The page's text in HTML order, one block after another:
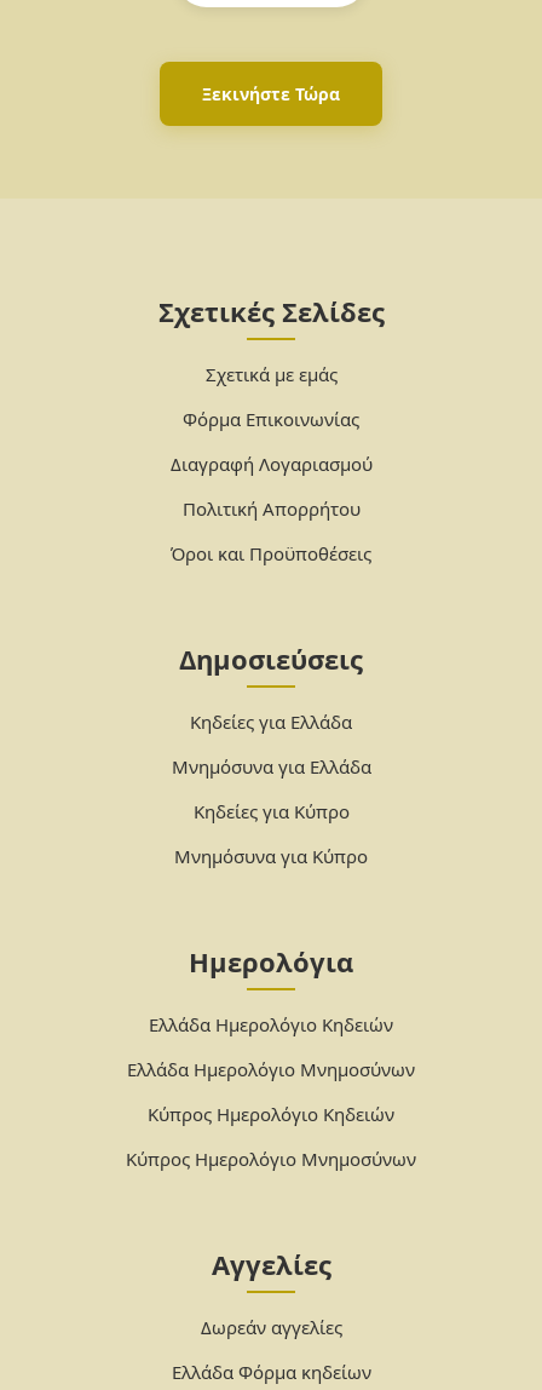
Ξεκινήστε Τώρα
Σχετικές Σελίδες
Σχετικά με εμάς
Φόρμα Επικοινωνίας
Διαγραφή Λογαριασμού
Πολιτική Απορρήτου
Όροι και Προϋποθέσεις
Δημοσιεύσεις
Κηδείες για Ελλάδα
Μνημόσυνα για Ελλάδα
Κηδείες για Κύπρο
Μνημόσυνα για Κύπρο
Ημερολόγια
Ελλάδα Ημερολόγιο Κηδειών
Ελλάδα Ημερολόγιο Μνημοσύνων
Κύπρος Ημερολόγιο Κηδειών
Κύπρος Ημερολόγιο Μνημοσύνων
Αγγελίες
Δωρεάν αγγελίες
Ελλάδα Φόρμα κηδείων